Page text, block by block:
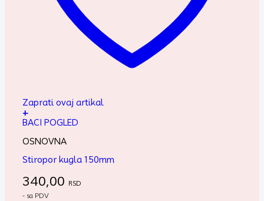
Zaprati ovaj artikal
+
BACI POGLED
OSNOVNA
Stiropor kugla 150mm
340,00 RSD
- sa PDV